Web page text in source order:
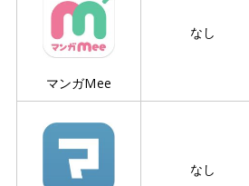
マンガMee
なし
なし